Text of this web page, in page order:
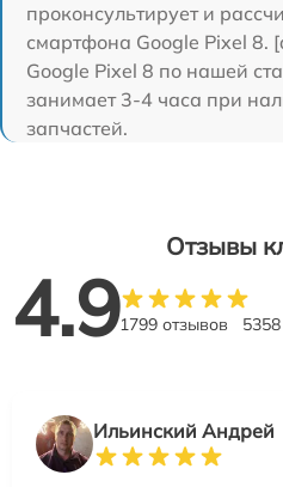
проконсультирует и
смартфона Google Pixel 8.
Google Pixel 8 по нашей
занимает 3-4 часа при
запчастей.
Отзывы
4.91799 отзывов
Ильинский Андрей